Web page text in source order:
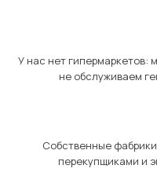
У нас нет гипермаркетов:
не обслуживаем
Собственные
перекупщиками и